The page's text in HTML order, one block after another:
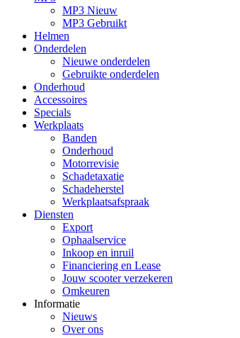
MP3 Nieuw
MP3 Gebruikt
Helmen
Onderdelen
Nieuwe onderdelen
Gebruikte onderdelen
Onderhoud
Accessoires
Specials
Werkplaats
Banden
Onderhoud
Motorrevisie
Schadetaxatie
Schadeherstel
Werkplaatsafspraak
Diensten
Export
Ophaalservice
Inkoop en inruil
Financiering en Lease
Jouw scooter verzekeren
Omkeuren
Informatie
Nieuws
Over ons